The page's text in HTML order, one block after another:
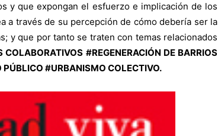
y que expongan el esfuerzo e implicación de los
a través de su percepción de cómo debería ser la
y que por tanto se traten con temas relacionados
#REGENERACIÓN DE BARRIOS
#URBANISMO COLECTIVO.